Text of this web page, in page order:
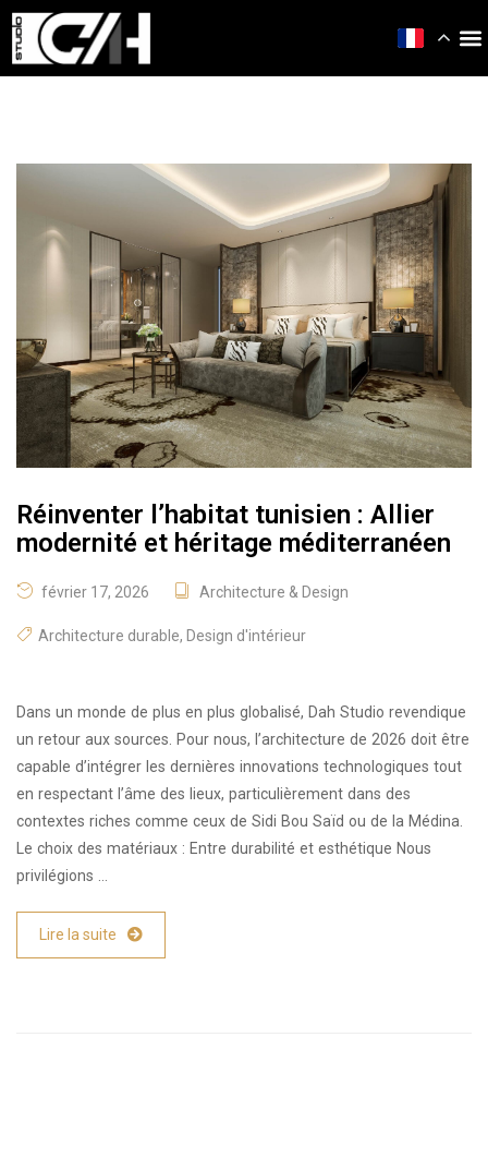
Réinventer l’habitat tunisien : Allier
modernité et héritage méditerranéen
février 17, 2026 Architecture & Design
Architecture durable, Design d'intérieur
Dans un monde de plus en plus globalisé, Dah Studio revendique
un retour aux sources. Pour nous, l’architecture de 2026 doit être
capable d’intégrer les dernières innovations technologiques tout
en respectant l’âme des lieux, particulièrement dans des
contextes riches comme ceux de Sidi Bou Saïd ou de la Médina.
Le choix des matériaux : Entre durabilité et esthétique Nous
privilégions …
Lire la suite